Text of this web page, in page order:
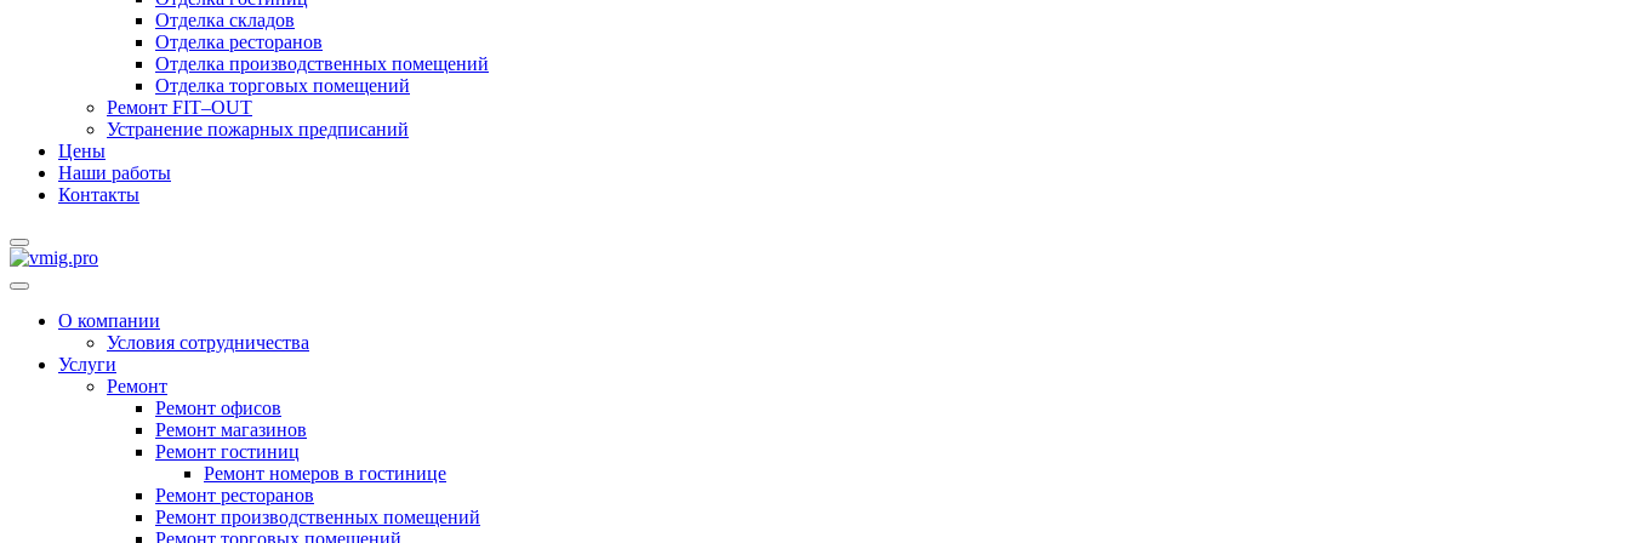
Отделка складов
Отделка ресторанов
Отделка производственных помещений
Отделка торговых помещений
Ремонт FIT–OUT
Устранение пожарных предписаний
Цены
Наши работы
Контакты
О компании
Условия сотрудничества
Услуги
Ремонт
Ремонт офисов
Ремонт магазинов
Ремонт гостиниц
Ремонт номеров в гостинице
Ремонт ресторанов
Ремонт производственных помещений
Ремонт торговых помещений